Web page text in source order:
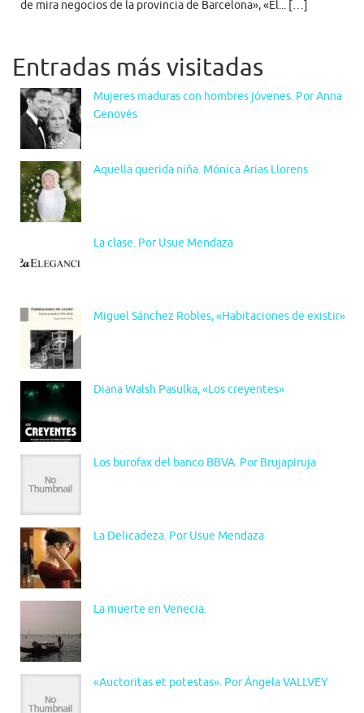
de mira negocios de la provincia de Barcelona», «El... […]
Entradas más visitadas
Mujeres maduras con hombres jóvenes. Por Anna
Genovés
Aquella querida niña. Mónica Arias Llorens
La clase. Por Usue Mendaza
Miguel Sánchez Robles, «Habitaciones de existir»
Diana Walsh Pasulka, «Los creyentes»
Los burofax del banco BBVA. Por Brujapiruja
La Delicadeza. Por Usue Mendaza
La muerte en Venecia.
«Auctoritas et potestas». Por Ángela VALLVEY